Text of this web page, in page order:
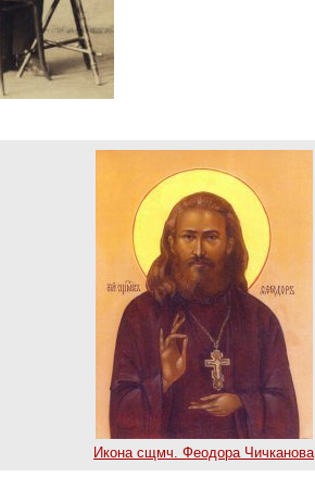
Икона сщмч. Феодора Чичканова